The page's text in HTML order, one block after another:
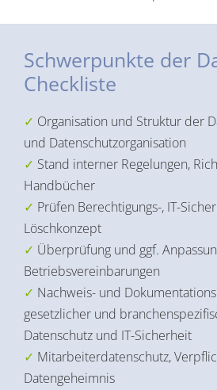
Schwerpunkte der
Checkliste
Organisation und Struktur der
und Datenschutzorganisation
Stand interner Regelungen,
Handbücher
Prüfen Berechtigungs-, IT-
Löschkonzept
Überprüfung und ggf.
Betriebsvereinbarungen
Nachweis- und
gesetzlicher und
Datenschutz und IT-Sicherheit
Mitarbeiterdatenschutz,
Datengeheimnis